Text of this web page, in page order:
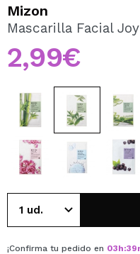
Al crear una cuenta en
tus compras
pedidos y consultar tus
Mizon
Mascarilla Facial
2,99€
¡Confirma tu pedido en 03h:39